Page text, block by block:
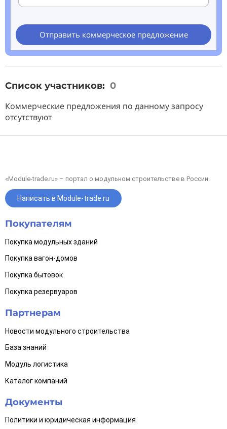
Отправить коммерческое предложение
Список участников: 0
Коммерческие предложения по данному запросу
отсутствуют
«Module-trade.ru» – портал о модульном строительстве в России.
Написать в Module-trade.ru
Покупателям
Покупка модульных зданий
Покупка вагон-домов
Покупка бытовок
Покупка резервуаров
Партнерам
Новости модульного строительства
База знаний
Модуль логистика
Каталог компаний
Документы
Политики и юридическая информация